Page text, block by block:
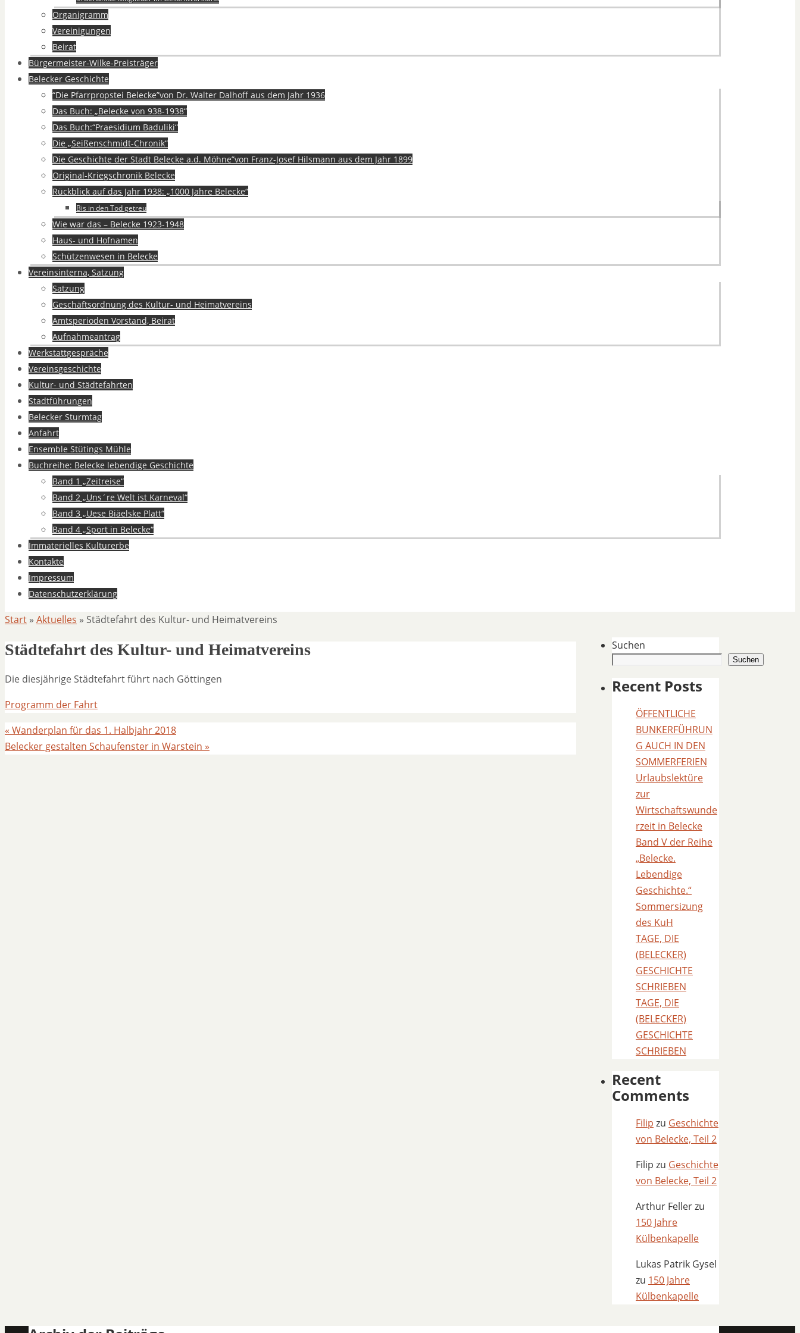
Organigramm
Vereinigungen
Beirat
Bürgermeister-Wilke-Preisträger
Belecker Geschichte
“Die Pfarrpropstei Belecke”von Dr. Walter Dalhoff aus dem Jahr 1936
Das Buch: „Belecke von 938-1938“
Das Buch:“Praesidium Baduliki“
Die „Seißenschmidt-Chronik“
Die Geschichte der Stadt Belecke a.d. Möhne”von Franz-Josef Hilsmann aus dem Jahr 1899
Original-Kriegschronik Belecke
Rückblick auf das Jahr 1938: „1000 Jahre Belecke“
Bis in den Tod getreu
Wie war das – Belecke 1923-1948
Haus- und Hofnamen
Schützenwesen in Belecke
Vereinsinterna, Satzung
Satzung
Geschäftsordnung des Kultur- und Heimatvereins
Amtsperioden Vorstand, Beirat
Aufnahmeantrag
Werkstattgespräche
Vereinsgeschichte
Kultur- und Städtefahrten
Stadtführungen
Belecker Sturmtag
Anfahrt
Ensemble Stütings Mühle
Buchreihe: Belecke lebendige Geschichte
Band 1 „Zeitreise“
Band 2 „Uns´re Welt ist Karneval“
Band 3 „Uese Biäelske Platt“
Band 4 „Sport in Belecke“
Immaterielles Kulturerbe
Kontakte
Impressum
Datenschutzerklärung
Start » Aktuelles » Städtefahrt des Kultur- und Heimatvereins
Städtefahrt des Kultur- und Heimatvereins
Die diesjährige Städtefahrt führt nach Göttingen
Programm der Fahrt
« Wanderplan für das 1. Halbjahr 2018
Belecker gestalten Schaufenster in Warstein »
Suchen
Suchen
Recent Posts
ÖFFENTLICHE
BUNKERFÜHRUN
G AUCH IN DEN
SOMMERFERIEN
Urlaubslektüre
zur
Wirtschaftswunde
rzeit in Belecke
Band V der Reihe
„Belecke.
Lebendige
Geschichte.“
Sommersizung
des KuH
TAGE, DIE
(BELECKER)
GESCHICHTE
SCHRIEBEN
TAGE, DIE
(BELECKER)
GESCHICHTE
SCHRIEBEN
Recent
Comments
Filip zu Geschichte
von Belecke, Teil 2
Filip zu Geschichte
von Belecke, Teil 2
Arthur Fellerzu
150 Jahre
Külbenkapelle
Lukas Patrik Gysel
zu 150 Jahre
Külbenkapelle